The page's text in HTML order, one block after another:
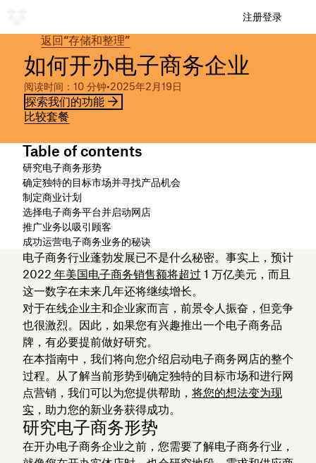
注册登录
返回“存储和整理”
如何开办电子商务企业
阅读时间：10 分钟•2025年2月19日
探索我们的功能
比较套餐
Table of contents
研究电子商务形势
确定独特的目标市场并寻找产品机会
制定商业计划
选择电子商务平台并启动网店
推广业务以吸引顾客
成功运营电子商务业务的秘诀
电子商务行业蓬勃发展已不是什么秘密。事实上，预计
2022 年美国电子商务销售额将超过 1 万亿美元，而且
这一数字在未来几年还将继续增长。
对于在线企业主和企业家而言，前景令人振奋，但竞争
也很激烈。因此，如果您有兴趣推出一个电子商务品
牌，有必要提前做好研究。
在本指南中，我们将向您介绍启动电子商务网店的整个
过程。从了解当前形势到确定独特的目标市场和进行网
点营销，我们可以为您提供帮助， 将您的想法变为现
实 ，助力您的新业务获得成功。
研究电子商务形势
在开办电子商务企业之前，您需要了解电子商务行业，